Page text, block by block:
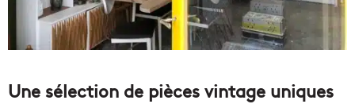
Une sélection de pièces vintage uniques